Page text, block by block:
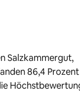
Salzkammergut,
86,4 Prozent